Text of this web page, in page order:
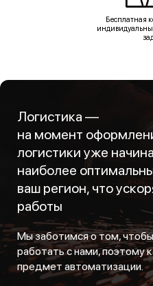
Бесплатная
Логистика —
на момент
логистики уже
наиболее
ваш регион, что
работы
Мы заботимся о том,
работать с нами, поэтому
предмет автоматизации.